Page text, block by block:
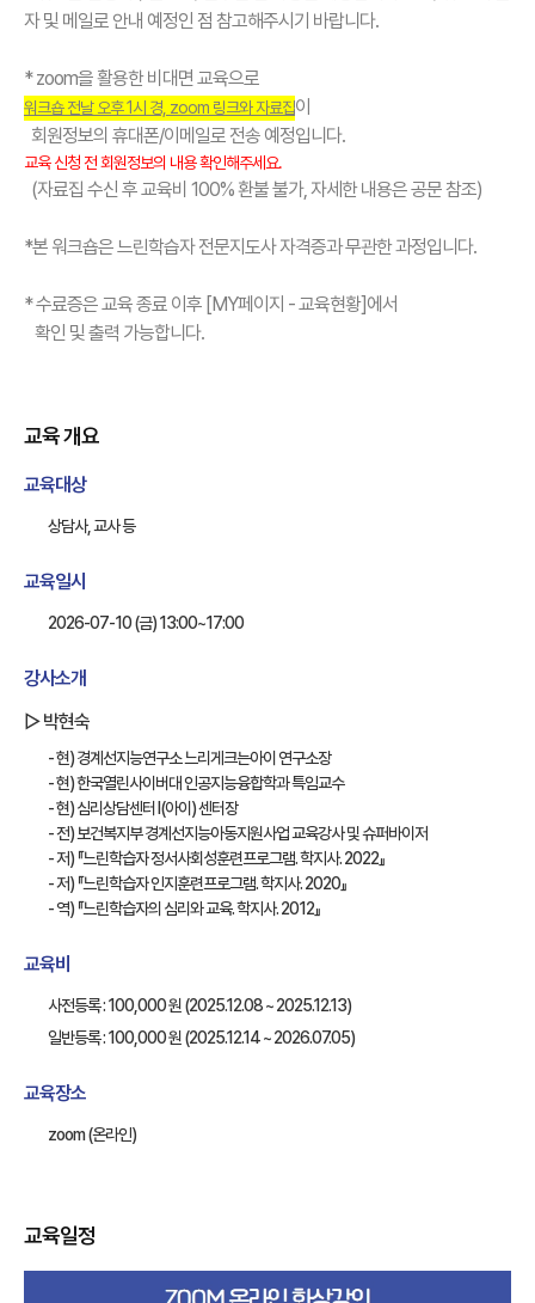
자 및 메일로 안내 예정인 점 참고해주시기 바랍니다.
* zoom을 활용한 비대면 교육으로
워크숍 전날 오후 1시 경, zoom 링크와 자료집이
회원정보의 휴대폰/이메일로 전송 예정입니다.
교육 신청 전 회원정보의 내용 확인해주세요.
(자료집 수신 후 교육비 100% 환불 불가, 자세한 내용은 공문 참조)
*본 워크숍은 느린학습자 전문지도사 자격증과 무관한 과정입니다.
* 수료증은 교육 종료 이후 [MY페이지 - 교육현황]에서
확인 및 출력 가능합니다.
교육 개요
교육대상
상담사, 교사 등
교육일시
2026-07-10 (금) 13:00~17:00
강사소개
▷ 박현숙
- 현) 경계선지능연구소 느리게크는아이 연구소장
- 현) 한국열린사이버대 인공지능융합학과 특임교수
- 현) 심리상담센터 I(아이) 센터장
- 전) 보건복지부 경계선지능아동지원사업 교육강사 및 슈퍼바이저
- 저) 『느린학습자 정서사회성훈련프로그램. 학지사. 2022』
- 저) 『느린학습자 인지훈련프로그램. 학지사. 2020』
- 역) 『느린학습자의 심리와 교육. 학지사. 2012』
교육비
사전등록 : 100,000 원 (2025.12.08 ~ 2025.12.13)
일반등록 : 100,000 원 (2025.12.14 ~ 2026.07.05)
교육장소
zoom (온라인)
교육일정